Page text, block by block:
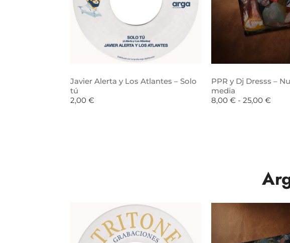
Javier Alerta y Los Atlantes – Solo
tú
2,00 €
PPR y Dj Dresss –
media
8,00 € - 25,00 €